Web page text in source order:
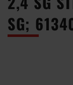
SG;